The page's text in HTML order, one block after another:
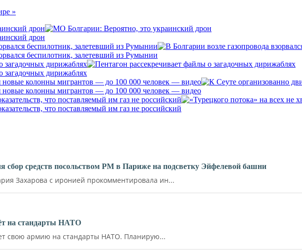
»
дрон
дрон
беспилотник, залетевший из Румынии
беспилотник, залетевший из Румынии
загадочных дирижаблях
загадочных дирижаблях
новые колонны мигрантов — до 100 000 человек — видео
новые колонны мигрантов — до 100 000 человек — видео
что поставляемый им газ не российский
что поставляемый им газ не российский
сбор средств посольством РМ в Париже на подсветку Эйфелевой башни
Захарова с иронией прокомментировала ин...
на стандарты НАТО
свою армию на стандарты НАТО. Планирую...